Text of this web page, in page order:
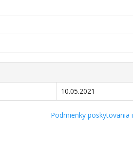
10.05.2021
Podmienky poskytovania